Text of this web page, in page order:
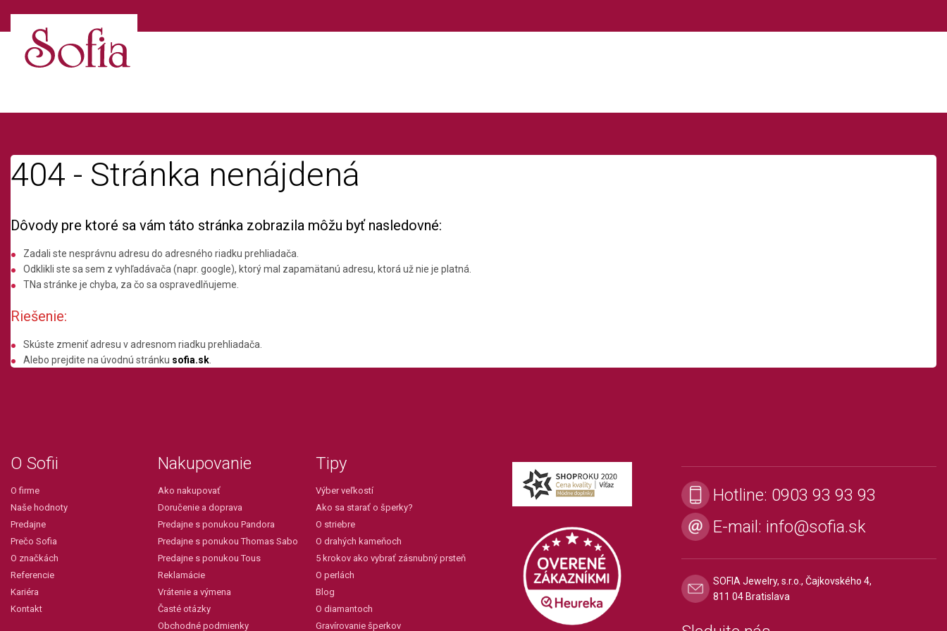
404 - Stránka nenájdená
Dôvody pre ktoré sa vám táto stránka zobrazila môžu byť nasledovné:
Zadali ste nesprávnu adresu do adresného riadku prehliadača.
Odklikli ste sa sem z vyhľadávača (napr. google), ktorý mal zapamätanú adresu, ktorá už nie je platná.
TNa stránke je chyba, za čo sa ospravedlňujeme.
Riešenie:
Skúste zmeniť adresu v adresnom riadku prehliadača.
Alebo prejdite na úvodnú stránku sofia.sk
O Sofii
O firme
Naše hodnoty
Predajne
Prečo Sofia
O značkách
Referencie
Kariéra
Kontakt
Nakupovanie
Ako nakupovať
Doručenie a doprava
Predajne s ponukou Pandora
Predajne s ponukou Thomas Sabo
Predajne s ponukou Tous
Reklamácie
Vrátenie a výmena
Časté otázky
Obchodné podmienky
Tipy
Výber veľkostí
Ako sa starať o šperky?
O striebre
O drahých kameňoch
5 krokov ako vybrať zásnubný prsteň
O perlách
Blog
O diamantoch
Gravírovanie šperkov
Hotline: 0903 93 93 93
E-mail: info@sofia.sk
SOFIA Jewelry, s.r.o., Čajkovského 4,
811 04 Bratislava